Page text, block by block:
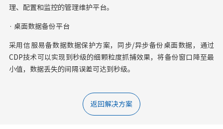
理、配置和监控的管理维护平台。
· 桌面数据备份平台
采用信服易备数据数据保护方案，同步/异步备份桌面数据，通过
CDP技术可以实现到秒级的细颗粒度抓捕效果，将备份窗口降至最
小值，数据丢失的间隔误差可达到秒级。
返回解决方案